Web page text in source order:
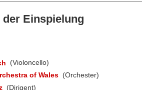
Einspielung
(Violoncello)
of Wales (Orchester)
(Dirigent)